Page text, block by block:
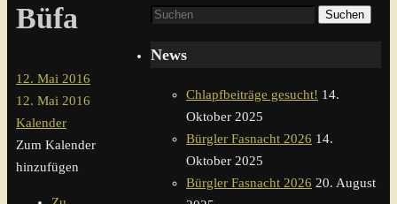
Büfa
12. Mai 2016
12. Mai 2016
Kalender
Zum Kalender
hinzufügen
Suchen
News
Chlapfbeiträge gesucht! 14.
Oktober 2025
Bürgler Fasnacht 2026 14.
Oktober 2025
Bürgler Fasnacht 2026 20. August